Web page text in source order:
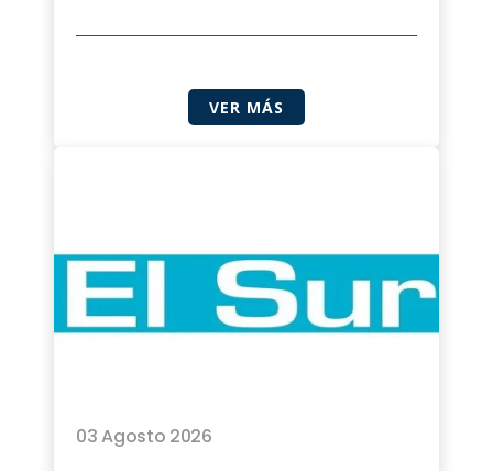
VER MÁS
03 Agosto 2026